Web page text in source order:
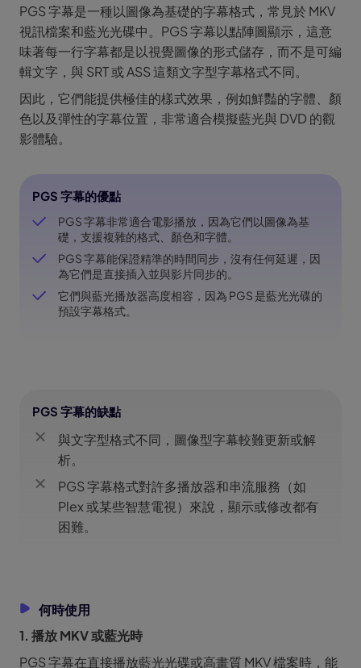
PGS 字幕是一種以圖像為基礎的字幕格式，常見於 MKV
視訊檔案和藍光光碟中。PGS 字幕以點陣圖顯示，這意
味著每一行字幕都是以視覺圖像的形式儲存，而不是可編
輯文字，與 SRT 或 ASS 這類文字型字幕格式不同。
因此，它們能提供極佳的樣式效果，例如鮮豔的字體、顏
色以及彈性的字幕位置，非常適合模擬藍光與 DVD 的觀
影體驗。
PGS 字幕的優點
PGS 字幕非常適合電影播放，因為它們以圖像為基
礎，支援複雜的格式、顏色和字體。
PGS 字幕能保證精準的時間同步，沒有任何延遲，因
為它們是直接插入並與影片同步的。
它們與藍光播放器高度相容，因為 PGS 是藍光光碟的
預設字幕格式。
PGS 字幕的缺點
與文字型格式不同，圖像型字幕較難更新或解
析。
PGS 字幕格式對許多播放器和串流服務（如
Plex 或某些智慧電視）來說，顯示或修改都有
困難。
何時使用
1. 播放 MKV 或藍光時
PGS 字幕在直接播放藍光光碟或高畫質 MKV 檔案時，能